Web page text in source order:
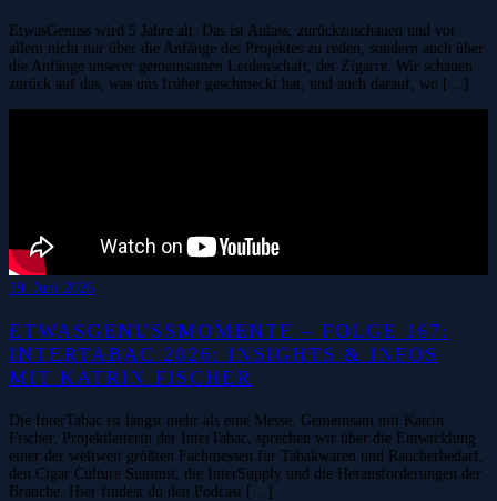
EtwasGenuss wird 5 Jahre alt. Das ist Anlass, zurückzuschauen und vor
allem nicht nur über die Anfänge des Projektes zu reden, sondern auch über
die Anfänge unserer gemeinsamen Leidenschaft, der Zigarre. Wir schauen
zurück auf das, was uns früher geschmeckt hat, und auch darauf, wo […]
19. Juni 2026
ETWASGENUSSMOMENTE – FOLGE 167:
INTERTABAC 2026: INSIGHTS & INFOS
MIT KATRIN FISCHER
Die InterTabac ist längst mehr als eine Messe. Gemeinsam mit Katrin
Fischer, Projektleiterin der InterTabac, sprechen wir über die Entwicklung
einer der weltweit größten Fachmessen für Tabakwaren und Raucherbedarf,
den Cigar Culture Summit, die InterSupply und die Herausforderungen der
Branche. Hier findest du den Podcast […]